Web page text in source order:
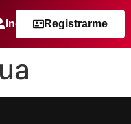
IngresarRegistrarme